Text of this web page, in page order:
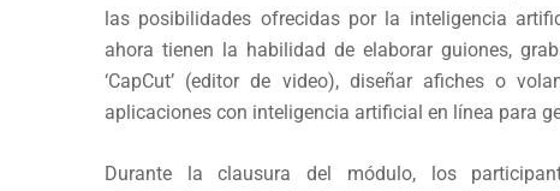
las posibilidades ofrecidas por la inteligencia
ahora tienen la habilidad de elaborar guiones,
‘CapCut’ (editor de video), diseñar afiches o
aplicaciones con inteligencia artificial en línea para
Durante la clausura del módulo, los